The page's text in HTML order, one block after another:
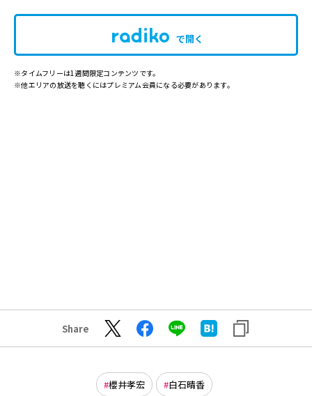
で開く
※タイムフリーは1週間限定コンテンツです。
※他エリアの放送を聴くにはプレミアム会員になる必要があります。
Share
櫻井孝宏 白石晴香